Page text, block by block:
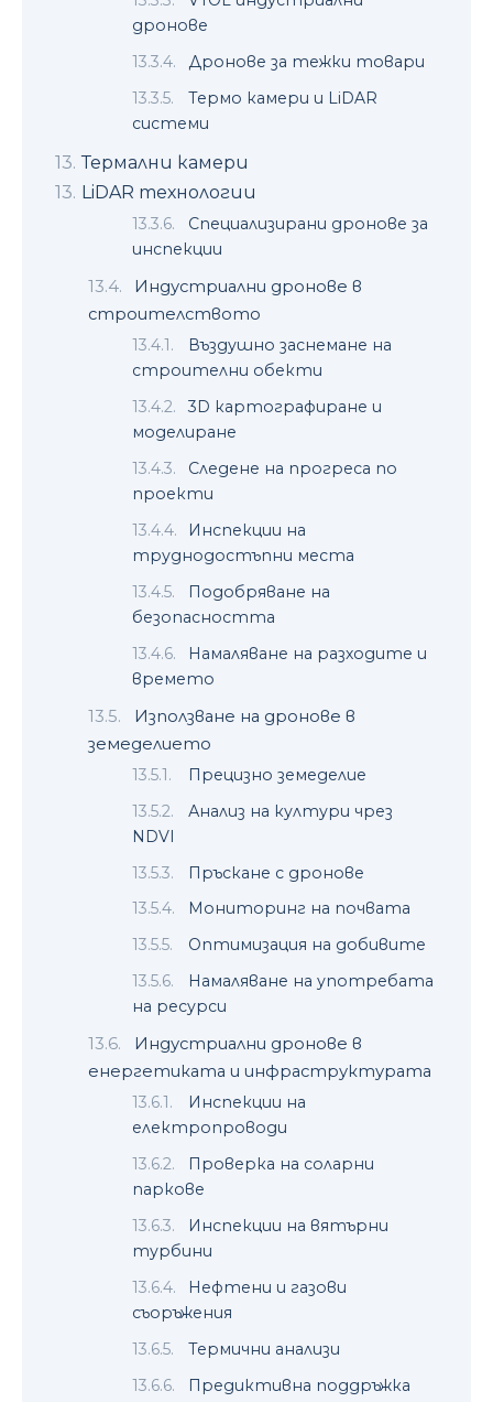
дронове
Дронове за тежки товари
Термо камери и LiDAR
системи
Термални камери
LiDAR технологии
Специализирани дронове за
инспекции
Индустриални дронове в
строителството
Въздушно заснемане на
строителни обекти
3D картографиране и
моделиране
Следене на прогреса по
проекти
Инспекции на
труднодостъпни места
Подобряване на
безопасността
Намаляване на разходите и
времето
Използване на дронове в
земеделието
Прецизно земеделие
Анализ на култури чрез
NDVI
Пръскане с дронове
Мониторинг на почвата
Оптимизация на добивите
Намаляване на употребата
на ресурси
Индустриални дронове в
енергетиката и инфраструктурата
Инспекции на
електропроводи
Проверка на соларни
паркове
Инспекции на вятърни
турбини
Нефтени и газови
съоръжения
Термични анализи
Предиктивна поддръжка